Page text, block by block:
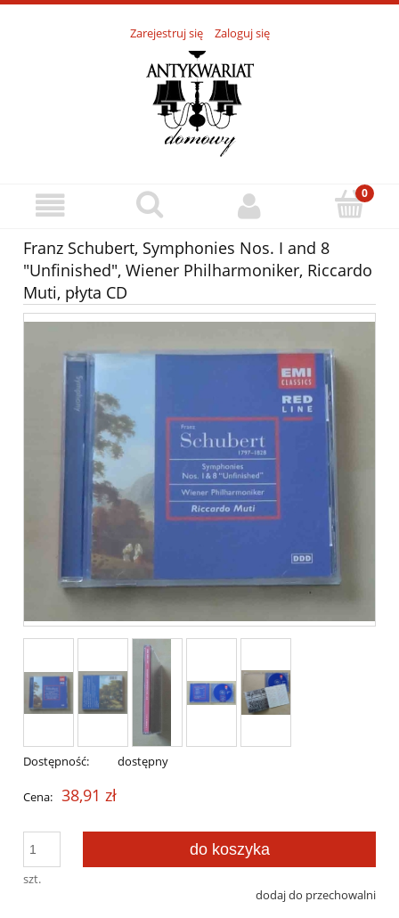
Zarejestruj się Zaloguj się
Franz Schubert, Symphonies Nos. I and 8
"Unfinished", Wiener Philharmoniker, Riccardo
Muti, płyta CD
Dostępność: dostępny
Cena: 38,91 zł
szt.
do koszyka
dodaj do przechowalni